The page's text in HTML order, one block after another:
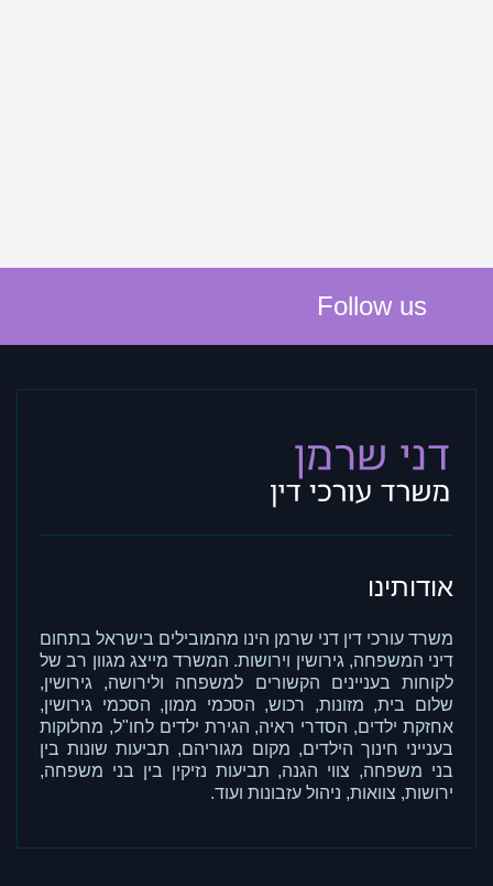
Follow us
אודותינו
משרד עורכי דין דני שרמן הינו מהמובילים בישראל בתחום
דיני המשפחה, גירושין וירושות. המשרד מייצג מגוון רב של
לקוחות בעניינים הקשורים למשפחה ולירושה, גירושין,
שלום בית, מזונות, רכוש, הסכמי ממון, הסכמי גירושין,
אחזקת ילדים, הסדרי ראיה, הגירת ילדים לחו"ל, מחלוקות
בענייני חינוך הילדים, מקום מגוריהם, תביעות שונות בין
בני משפחה, צווי הגנה, תביעות נזיקין בין בני משפחה,
ירושות, צוואות, ניהול עזבונות ועוד.